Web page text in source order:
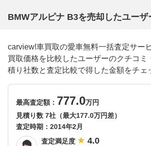
BMWアルピナ B3を売却したユーザ
carview!車買取の愛車無料一括査定サー
買取価格を比較したユーザーのクチコミ
積り社数と査定比較で得した金額をチェ
最高査定額： 777.0万円
見積り数 7社（最大177.0万円差）
査定時期： 2014年2月
査定満足度
4.0